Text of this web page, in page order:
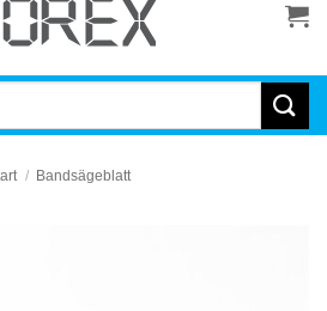
/ Bandsägeblatt